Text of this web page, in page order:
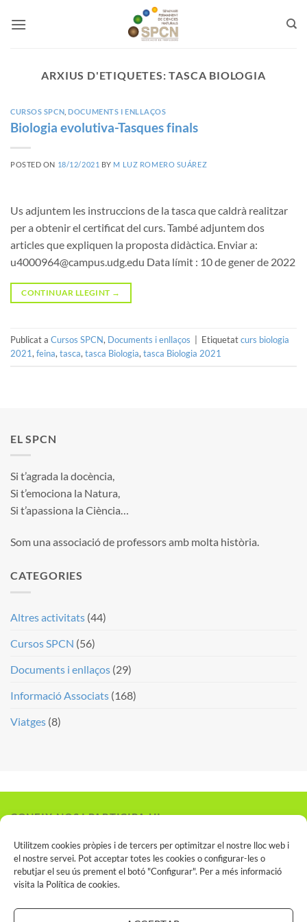
Utilitzem cookies pròpies i de tercers per optimitzar el nostre lloc web i
el nostre servei. Pot acceptar totes les cookies o configurar-les o
rebutjar el seu ús prement el botó "Configurar". Per a més informació
visita la Política de cookies.
ARXIUS D'ETIQUETES:TASCA BIOLOGIA
CURSOS SPCN ,DOCUMENTS I ENLLAÇOS
Biologia evolutiva-Tasques finals
POSTED ON 18/12/2021 BY M LUZ ROMERO SUÁREZ
Us adjuntem les instruccions de la tasca que caldrà realitzar
per a obtenir el certificat del curs. També adjuntem dos
articles que expliquen la proposta didàctica. Enviar a:
u4000964@campus.udg.edu Data límit : 10 de gener de 2022
CONTINUAR LLEGINT →
Publicat a Cursos SPCN, Documents i enllaços Etiquetatcurs biologia
2021, feina, tasca, tasca Biologia, tasca Biologia 2021
EL SPCN
Si t’agrada la docència,
Si t’emociona la Natura,
Si t’apassiona la Ciència…
Som una associació de professors amb molta història.
CATEGORIES
Altres activitats (44)
Cursos SPCN (56)
Documents i enllaços (29)
Informació Associats (168)
Viatges (8)
CONEIX-NOS I PARTICIPA-HI
Vols associar-te?
INSCRIU-TE AL SPCN